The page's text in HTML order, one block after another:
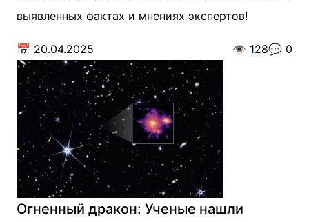
выявленных фактах и мнениях экспертов!
📅 20.04.2025 👁️ 128💬 0
Огненный дракон: Ученые нашли